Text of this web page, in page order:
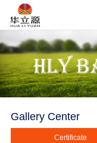
Gallery Center
Certificate